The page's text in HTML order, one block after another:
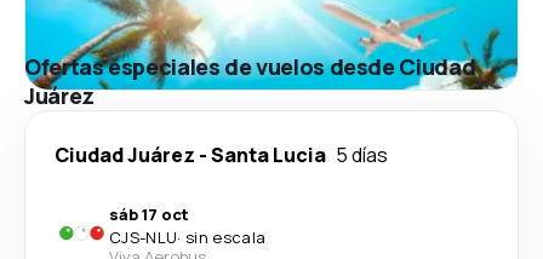
Ofertas especiales de vuelos desde Ciudad
Juárez
Ciudad Juárez -Santa Lucia 5 días
sáb 17 oct
CJS-NLU· sin escala